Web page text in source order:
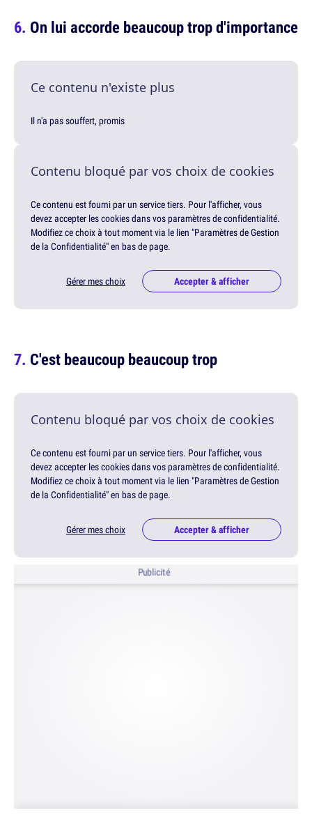
On lui accorde beaucoup trop d'importance
Ce contenu n'existe plus
Il n'a pas souffert, promis
Contenu bloqué par vos choix de cookies
Ce contenu est fourni par un service tiers. Pour l'afficher, vous
devez accepter les cookies dans vos paramètres de confidentialité.
Modifiez ce choix à tout moment via le lien "Paramètres de Gestion
de la Confidentialité" en bas de page.
Gérer mes choix Accepter & afficher
C'est beaucoup beaucoup trop
Contenu bloqué par vos choix de cookies
Ce contenu est fourni par un service tiers. Pour l'afficher, vous
devez accepter les cookies dans vos paramètres de confidentialité.
Modifiez ce choix à tout moment via le lien "Paramètres de Gestion
de la Confidentialité" en bas de page.
Gérer mes choix Accepter & afficher
Publicité